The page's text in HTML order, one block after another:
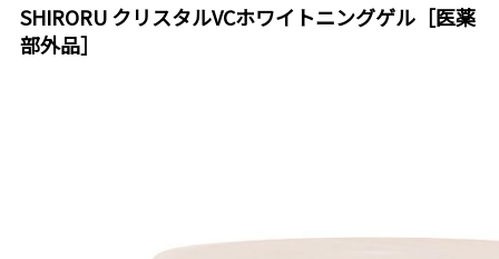
SHIRORU クリスタルVCホワイトニングゲル［医薬
部外品］